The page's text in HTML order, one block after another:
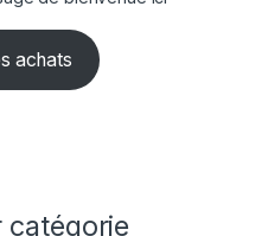
achats
catégorie